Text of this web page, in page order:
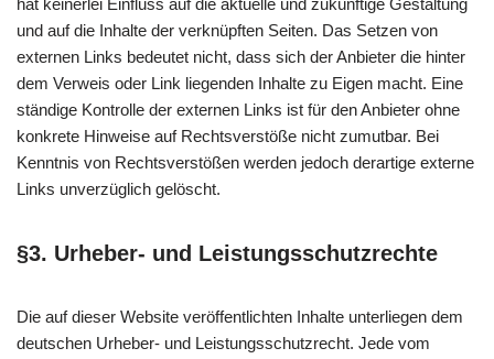
hat keinerlei Einfluss auf die aktuelle und zukünftige Gestaltung
und auf die Inhalte der verknüpften Seiten. Das Setzen von
externen Links bedeutet nicht, dass sich der Anbieter die hinter
dem Verweis oder Link liegenden Inhalte zu Eigen macht. Eine
ständige Kontrolle der externen Links ist für den Anbieter ohne
konkrete Hinweise auf Rechtsverstöße nicht zumutbar. Bei
Kenntnis von Rechtsverstößen werden jedoch derartige externe
Links unverzüglich gelöscht.
§3. Urheber- und Leistungsschutzrechte
Die auf dieser Website veröffentlichten Inhalte unterliegen dem
deutschen Urheber- und Leistungsschutzrecht. Jede vom